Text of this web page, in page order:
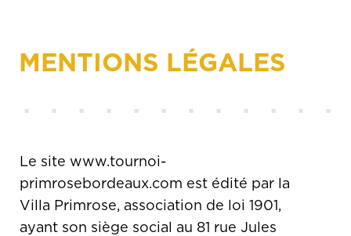
MENTIONS LÉGALES
Le site www.tournoi-
primrosebordeaux.com est édité par la
Villa Primrose, association de loi 1901,
ayant son siège social au 81 rue Jules